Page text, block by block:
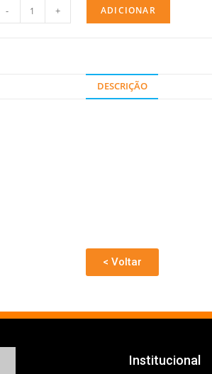
- + ADICIONAR
DESCRIÇÃO
< Voltar
Institucional